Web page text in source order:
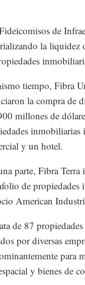
de
la liquidez
tiempo, Fibra
la compra de
millones de
inmobiliarias
y un hotel.
parte, Fibra
de
American
de 87
por diversas
para
y bienes de